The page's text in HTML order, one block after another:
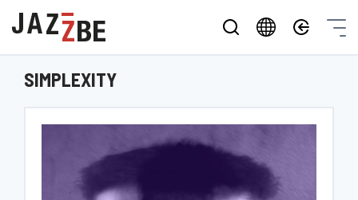
SIMPLEXITY